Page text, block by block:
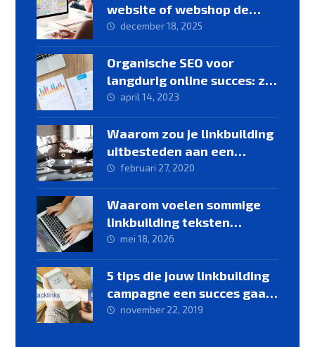
website of webshop de
basis vormt voor online
groei
december 18, 2025
Organische SEO voor
langdurig online succes: zo
werkt het
april 14, 2023
Waarom zou je linkbuilding
uitbesteden aan een
linkbuilding specialist
februari 27, 2020
Waarom voelen sommige
linkbuilding teksten
geforceerd aan?
mei 18, 2026
5 tips die jouw linkbuilding
campagne een succes gaan
maken
november 22, 2019